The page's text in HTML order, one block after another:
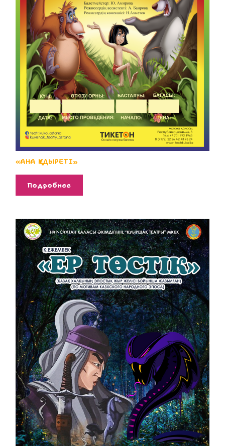
«АНА ҚҰДЫРЕТІ»
Подробнее